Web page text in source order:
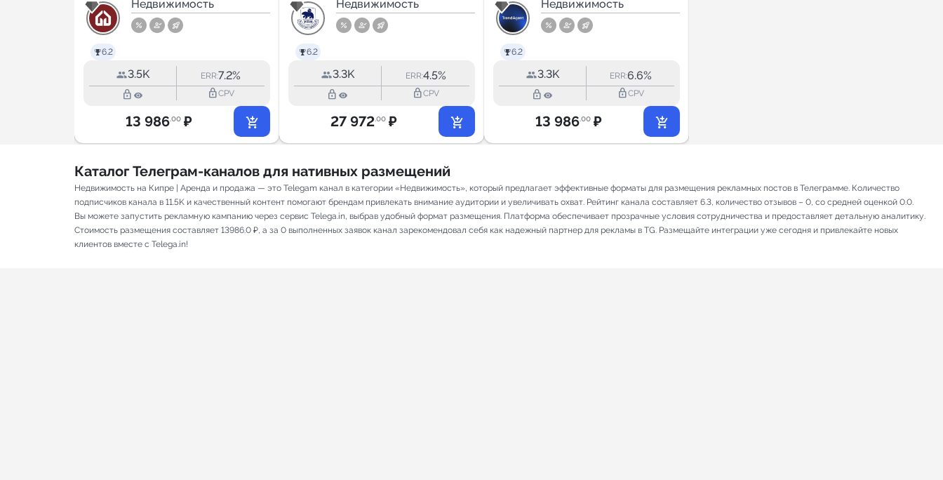
6.2
Москве с
Екатериной
Недвижимость
3.5K ERR:7.2%
lock_outline lock_outlineCPV
13 986.00 ₽
6.2
палата
недвижимости
Недвижимость
3.3K ERR:4.5%
lock_outline lock_outlineCPV
27 972.00 ₽
6.2
Недвижимость
Юга
Недвижимость
3.3K ERR:6.6%
lock_outline lock_outlineCPV
13 986.00 ₽
Каталог Телеграм-каналов для нативных размещений
Недвижимость на Кипре | Аренда и продажа — это Telegam канал в категории «Недвижимость», который предлагает эффективные форматы для размещения рекламных постов в Телеграмме. Количество
подписчиков канала в 11.5K и качественный контент помогают брендам привлекать внимание аудитории и увеличивать охват. Рейтинг канала составляет 6.3, количество отзывов – 0, со средней оценкой 0.0.
Вы можете запустить рекламную кампанию через сервис Telega.in, выбрав удобный формат размещения. Платформа обеспечивает прозрачные условия сотрудничества и предоставляет детальную аналитику.
Стоимость размещения составляет 13986.0 ₽, а за 0 выполненных заявок канал зарекомендовал себя как надежный партнер для рекламы в TG. Размещайте интеграции уже сегодня и привлекайте новых
клиентов вместе с Telega.in!